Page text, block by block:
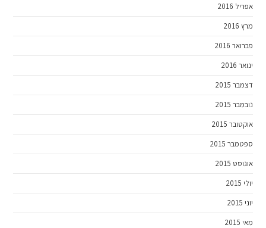
אפריל 2016
מרץ 2016
פברואר 2016
ינואר 2016
דצמבר 2015
נובמבר 2015
אוקטובר 2015
ספטמבר 2015
אוגוסט 2015
יולי 2015
יוני 2015
מאי 2015